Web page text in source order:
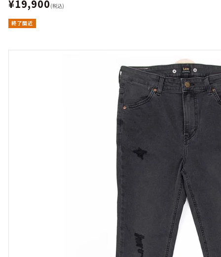
¥19,900 (税込)
終了間近